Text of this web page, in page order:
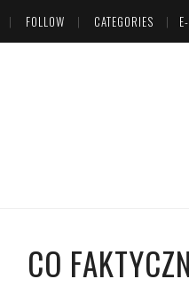
FOLLOW CATEGORIES
CO